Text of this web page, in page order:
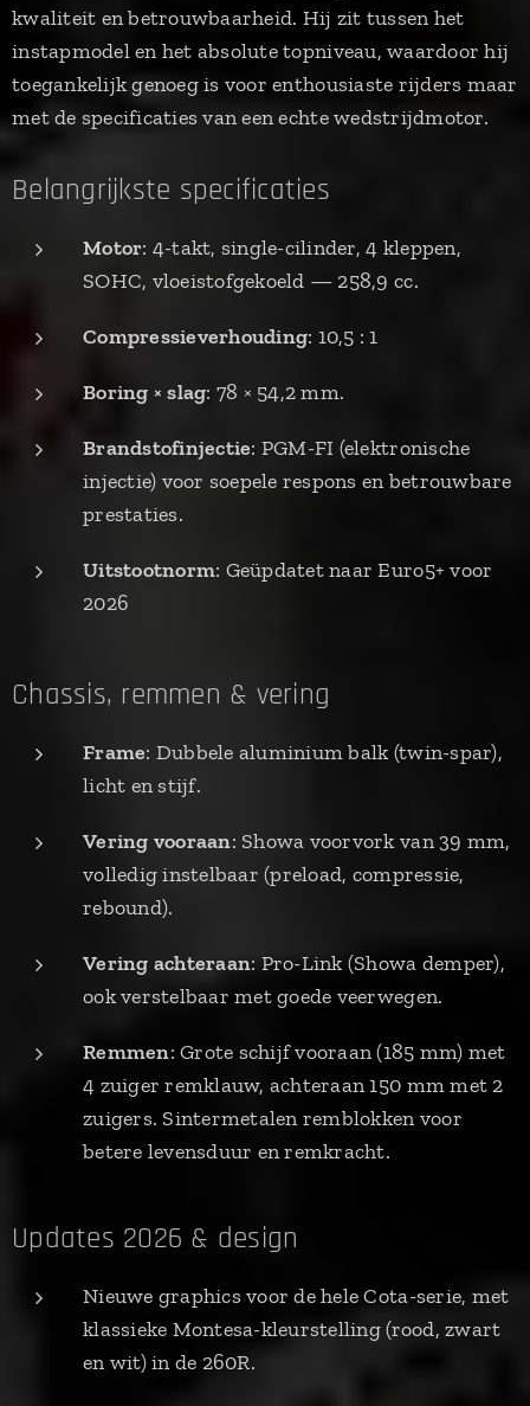
kwaliteit en betrouwbaarheid. Hij zit tussen het
instapmodel en het absolute topniveau, waardoor hij
toegankelijk genoeg is voor enthousiaste rijders maar
met de specificaties van een echte wedstrijdmotor.
Belangrijkste specificaties
Motor: 4-takt, single-cilinder, 4 kleppen,
SOHC, vloeistofgekoeld — 258,9 cc.
Compressieverhouding: 10,5 : 1
Boring × slag: 78 × 54,2 mm.
Brandstofinjectie: PGM-FI (elektronische
injectie) voor soepele respons en betrouwbare
prestaties.
Uitstootnorm: Geüpdatet naar Euro5+ voor
2026
Chassis, remmen & vering
Frame: Dubbele aluminium balk (twin-spar),
licht en stijf.
Vering vooraan: Showa voorvork van 39 mm,
volledig instelbaar (preload, compressie,
rebound).
Vering achteraan: Pro-Link (Showa demper),
ook verstelbaar met goede veerwegen.
Remmen: Grote schijf vooraan (185 mm) met
4 zuiger remklauw, achteraan 150 mm met 2
zuigers. Sintermetalen remblokken voor
betere levensduur en remkracht.
Updates 2026 & design
Nieuwe graphics voor de hele Cota-serie, met
klassieke Montesa-kleurstelling (rood, zwart
en wit) in de 260R.